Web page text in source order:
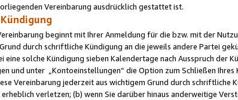
Vereinbarung ausdrücklich gestattet ist.
beginnt mit Ihrer Anmeldung für die bzw. mit der
durch schriftliche Kündigung an die jeweils andere Partei
eine solche Kündigung sieben Kalendertage nach Ausspruch der
und unter „Kontoeinstellungen“ die Option zum Schließen Ihres
Vereinbarung jederzeit aus wichtigem Grund durch
verletzen; (b) wenn Sie darüber hinaus anderweitige